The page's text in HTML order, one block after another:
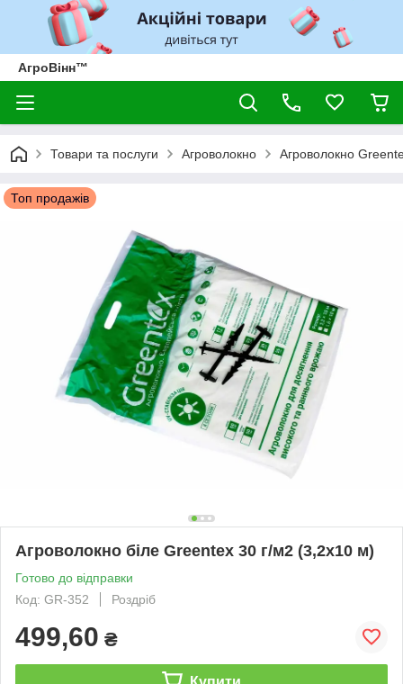
АгроВінн™
Товари та послуги Агроволокно Агроволокно
Топ продажів
Агроволокно біле Greentex 30 г/м2 (3,2x10 м)
Готово до відправки
Код: GR-352
Роздріб
499,60 ₴